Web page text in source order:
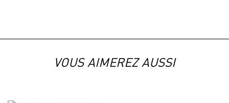
VOUS AIMEREZ AUSSI